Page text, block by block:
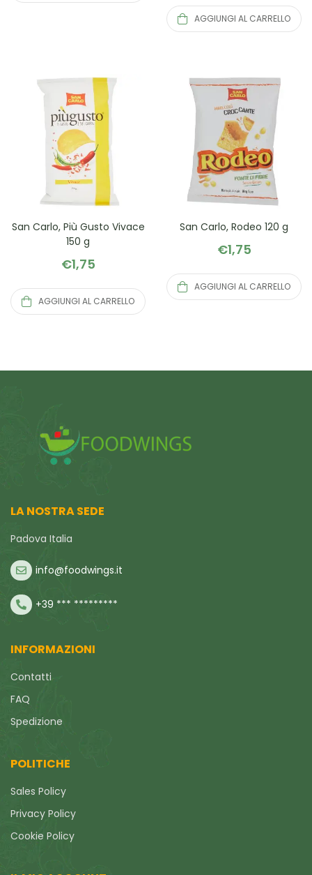
AGGIUNGI AL CARRELLO
San Carlo, Più Gusto Vivace
150 g
€1,75
AGGIUNGI AL CARRELLO
San Carlo, Rodeo 120 g
€1,75
AGGIUNGI AL CARRELLO
LA NOSTRA SEDE
Padova Italia
info@foodwings.it
+39 *** *********
INFORMAZIONI
Contatti
FAQ
Spedizione
POLITICHE
Sales Policy
Privacy Policy
Cookie Policy